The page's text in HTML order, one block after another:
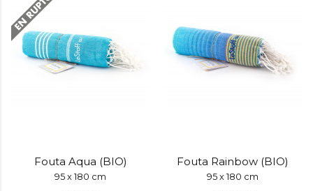
Fouta Aqua (BIO)
95 x 180 cm
Fouta Rainbow (BIO)
95 x 180 cm